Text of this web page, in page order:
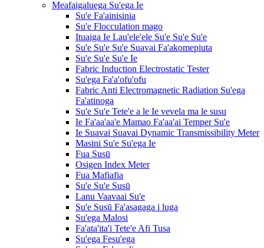
Meafaigaluega Su'ega Ie
Su'e Fa'ainisinia
Su'e Flocculation mago
Ituaiga Ie Lau'ele'ele Su'e Su'e Su'e
Su'e Su'e Su'e Suavai Fa'akomepiuta
Su'e Su'e Su'e Ie
Fabric Induction Electrostatic Tester
Su'ega Fa'a'ofu'ofu
Fabric Anti Electromagnetic Radiation Su'ega
Fa'atinoga
Su'e Su'e Tete'e a le Ie vevela ma le susu
Ie Fa'aa'aa'e Mamao Fa'aa'ai Temper Su'e
Ie Suavai Suavai Dynamic Transmissibility Meter
Masini Su'e Su'ega Ie
Fua Susū
Osigen Index Meter
Fua Mafiafia
Su'e Su'e Susū
Lanu Vaavaai Su'e
Su'e Susū Fa'asagaga i luga
Su'ega Malosi
Fa'ata'ita'i Tete'e Afi Tusa
Su'ega Fesu'ega